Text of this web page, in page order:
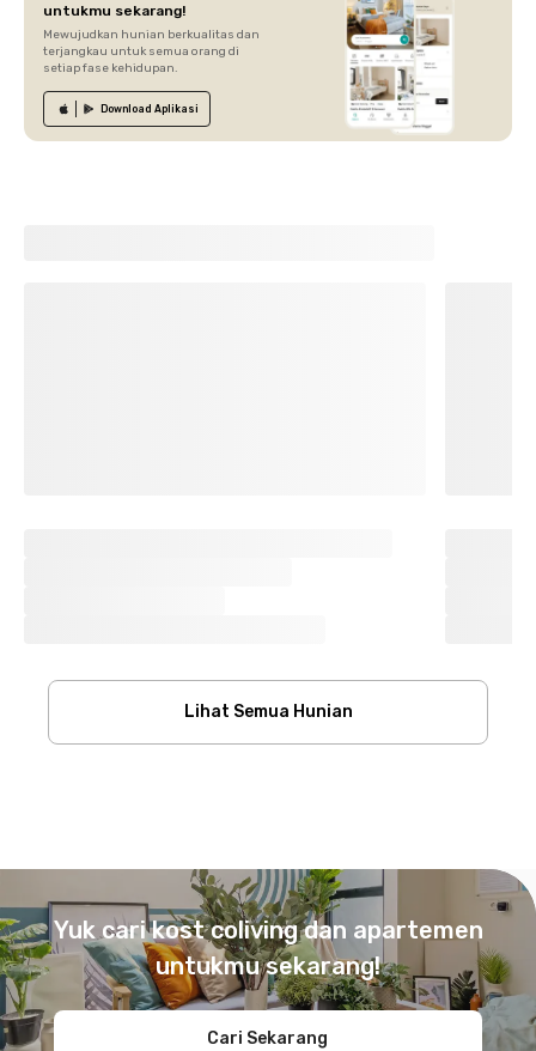
untukmu sekarang!
Mewujudkan hunian berkualitas dan
terjangkau untuk semua orang di
setiap fase kehidupan.
Download Aplikasi
Lihat Semua Hunian
Yuk cari kost coliving dan apartemen
untukmu sekarang!
Cari Sekarang